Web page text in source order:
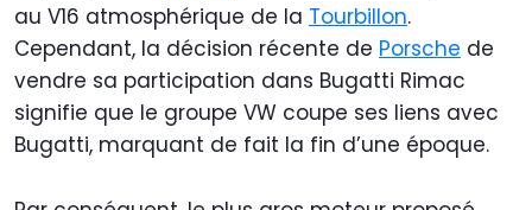
au V16 atmosphérique de la Tourbillon.
Cependant, la décision récente de Porsche de
vendre sa participation dans Bugatti Rimac
signifie que le groupe VW coupe ses liens avec
Bugatti, marquant de fait la fin d’une époque.